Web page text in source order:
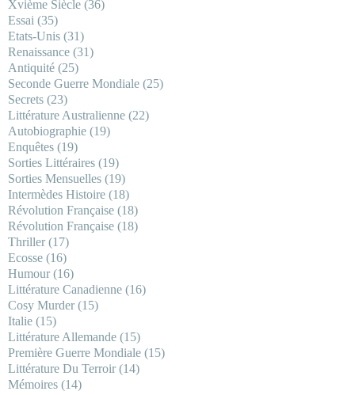
Xvième Siècle (36)
Essai (35)
Etats-Unis (31)
Renaissance (31)
Antiquité (25)
Seconde Guerre Mondiale (25)
Secrets (23)
Littérature Australienne (22)
Autobiographie (19)
Enquêtes (19)
Sorties Littéraires (19)
Sorties Mensuelles (19)
Intermèdes Histoire (18)
Révolution Française (18)
Révolution Française (18)
Thriller(17)
Ecosse (16)
Humour(16)
Littérature Canadienne (16)
Cosy Murder(15)
Italie (15)
Littérature Allemande (15)
Première Guerre Mondiale (15)
Littérature Du Terroir(14)
Mémoires (14)